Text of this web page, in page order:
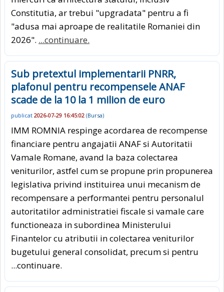
Constitutia, ar trebui "upgradata" pentru a fi
"adusa mai aproape de realitatile Romaniei din
2026". ...continuare.
Sub pretextul implementarii PNRR,
plafonul pentru recompensele ANAF
scade de la 10 la 1 milion de euro
publicat 2026-07-29 16:45:02 (Bursa)
IMM ROMNIA respinge acordarea de recompense
financiare pentru angajatii ANAF si Autoritatii
Vamale Romane, avand la baza colectarea
veniturilor, astfel cum se propune prin propunerea
legislativa privind instituirea unui mecanism de
recompensare a performantei pentru personalul
autoritatilor administratiei fiscale si vamale care
functioneaza in subordinea Ministerului
Finantelor cu atributii in colectarea veniturilor
bugetului general consolidat, precum si pentru
...continuare.